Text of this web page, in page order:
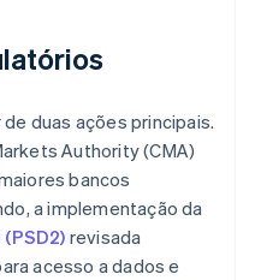
duas ações principais.
Authority (CMA)
bancos
a implementação da
revisada
acesso a dados e